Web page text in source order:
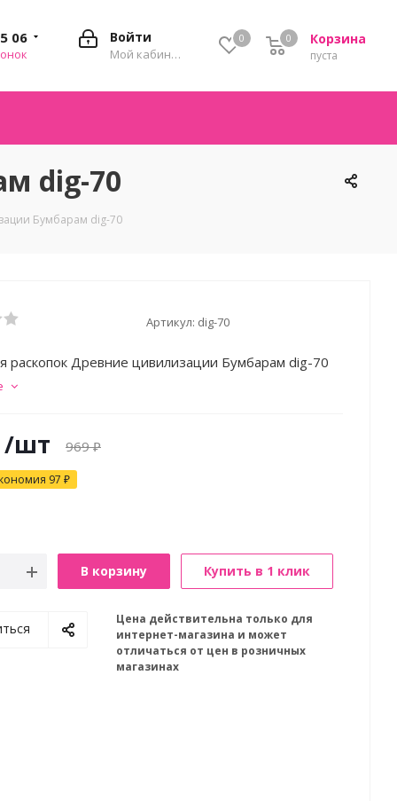
0 Корзина
0
пуста
0
Войти
Мой кабинет
06
dig-70
Бумбарам dig-70
Артикул: dig-70
раскопок Древние цивилизации Бумбарам dig-70
/шт 969₽
97 ₽
В корзину Купить в 1 клик
Цена действительна только для
интернет-магазина и может
отличаться от цен в розничных
магазинах